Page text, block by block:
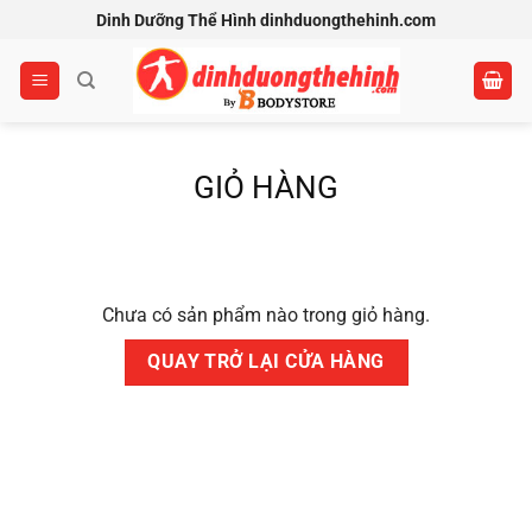
nội
dung
Dinh Dưỡng Thể Hình dinhduongthehinh.com
GIỎ HÀNG
Chưa có sản phẩm nào trong giỏ hàng.
QUAY TRỞ LẠI CỬA HÀNG